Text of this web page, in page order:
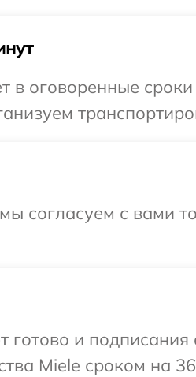
оговоренные
согласуем с вами
готово и
Miele сроком на